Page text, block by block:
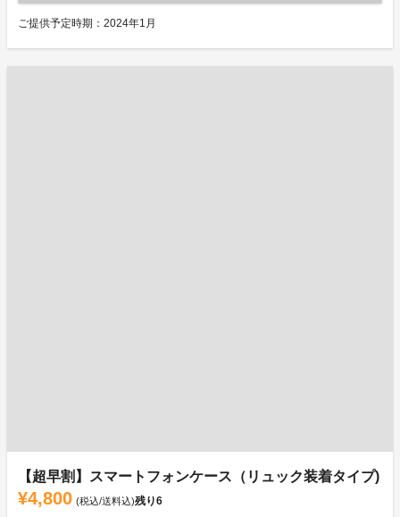
ご提供予定時期：2024年1月
【超早割】スマートフォンケース（リュック装着タイプ)
¥4,800 (税込/送料込)残り6